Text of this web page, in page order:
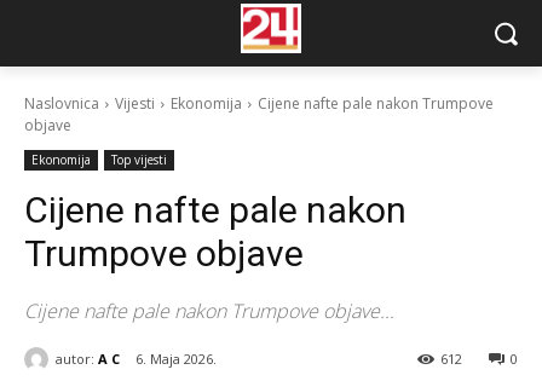
Naslovnica Vijesti Ekonomija
Cijene nafte pale nakon Trumpove
objave
Ekonomija Top vijesti
Cijene nafte pale nakon
Trumpove objave
Cijene nafte pale nakon Trumpove objave...
autor: A C 6. Maja 2026. 0
612